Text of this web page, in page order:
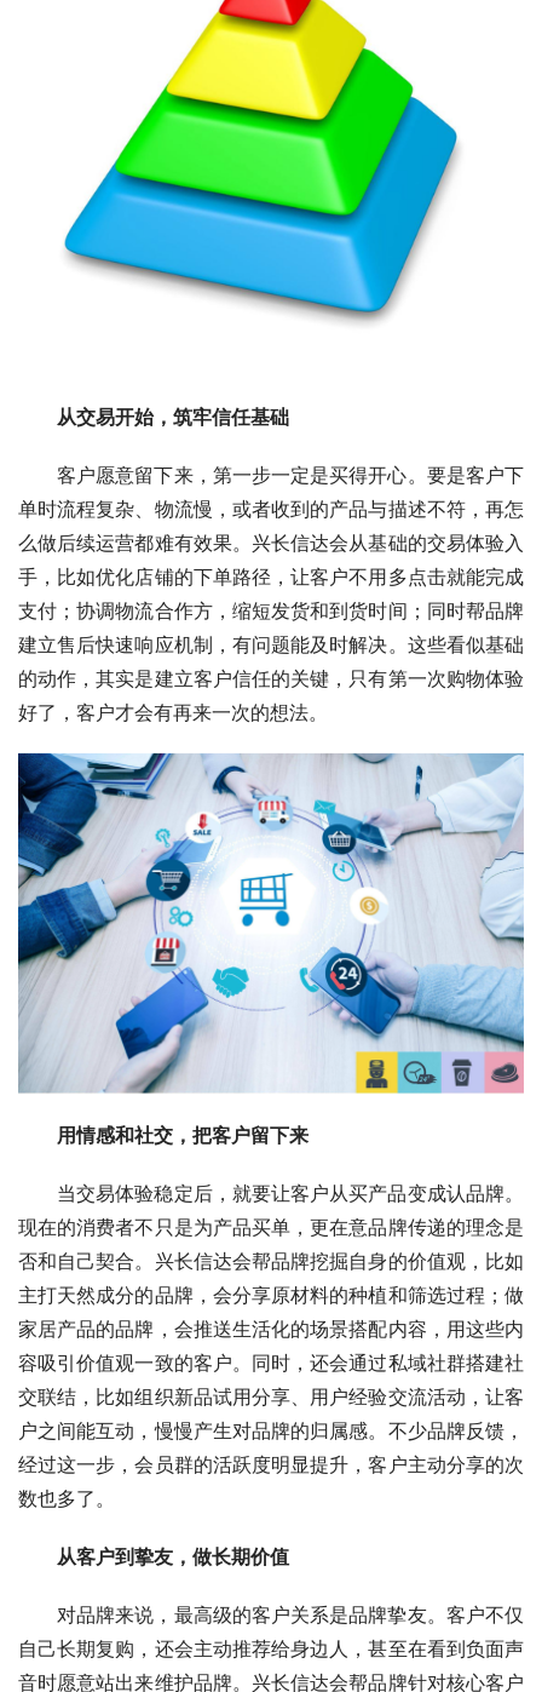
从交易开始，筑牢信任基础
客户愿意留下来，第一步一定是买得开心。要是客户下
单时流程复杂、物流慢，或者收到的产品与描述不符，再怎
么做后续运营都难有效果。兴长信达会从基础的交易体验入
手，比如优化店铺的下单路径，让客户不用多点击就能完成
支付；协调物流合作方，缩短发货和到货时间；同时帮品牌
建立售后快速响应机制，有问题能及时解决。这些看似基础
的动作，其实是建立客户信任的关键，只有第一次购物体验
好了，客户才会有再来一次的想法。
用情感和社交，把客户留下来
当交易体验稳定后，就要让客户从买产品变成认品牌。
现在的消费者不只是为产品买单，更在意品牌传递的理念是
否和自己契合。兴长信达会帮品牌挖掘自身的价值观，比如
主打天然成分的品牌，会分享原材料的种植和筛选过程；做
家居产品的品牌，会推送生活化的场景搭配内容，用这些内
容吸引价值观一致的客户。同时，还会通过私域社群搭建社
交联结，比如组织新品试用分享、用户经验交流活动，让客
户之间能互动，慢慢产生对品牌的归属感。不少品牌反馈，
经过这一步，会员群的活跃度明显提升，客户主动分享的次
数也多了。
从客户到挚友，做长期价值
对品牌来说，最高级的客户关系是品牌挚友。客户不仅
自己长期复购，还会主动推荐给身边人，甚至在看到负面声
音时愿意站出来维护品牌。兴长信达会帮品牌针对核心客户